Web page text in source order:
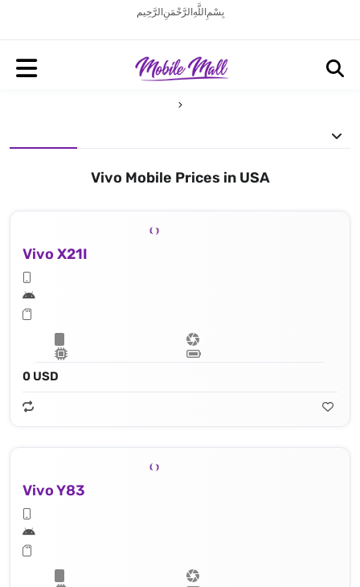
بِسْمِ اللَّهِ الرَّحْمَنِ الرَّحِيم
Vivo Mobile Prices in USA
Vivo X21I
0 USD
Vivo Y83